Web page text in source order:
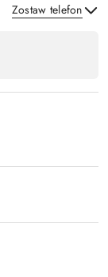
Zostaw telefon